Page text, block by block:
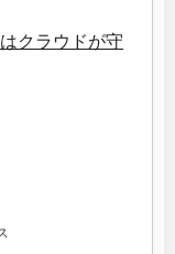
クラウドが守